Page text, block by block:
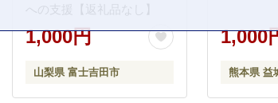
への支援【返礼品なし】
1,000円
山梨県 富士吉田市
1,000
熊本県 益